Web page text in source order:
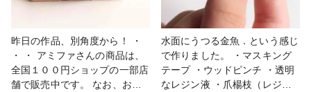
昨日の作品、別角度から！ ・
・ ・ アミファさんの商品は、
全国１００円ショップの一部店
舗で販売中です。 なお、お近
水面にうつる金魚．という感じ
で作りました。 ・マスキング
テープ ・ウッドピンチ ・透明
なレジン液 ・爪楊枝（レジン